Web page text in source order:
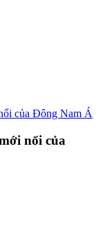
của Đông Nam Á
nổi của